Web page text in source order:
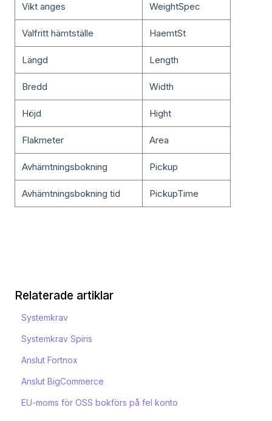
Vikt anges WeightSpec
Valfritt hämtställe HaemtSt
Längd Length
Bredd Width
Höjd Hight
Flakmeter Area
Avhämtningsbokning Pickup
Avhämtningsbokning tid PickupTime
Relaterade artiklar
Systemkrav
Systemkrav Spiris
Anslut Fortnox
Anslut BigCommerce
EU-moms för OSS bokförs på fel konto